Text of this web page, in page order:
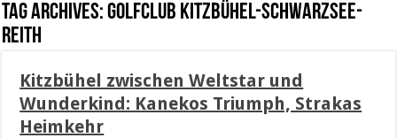
Tag Archives:Golfclub Kitzbühel-Schwarzsee-
Reith
Kitzbühel zwischen Weltstar und
Wunderkind: Kanekos Triumph, Strakas
Heimkehr